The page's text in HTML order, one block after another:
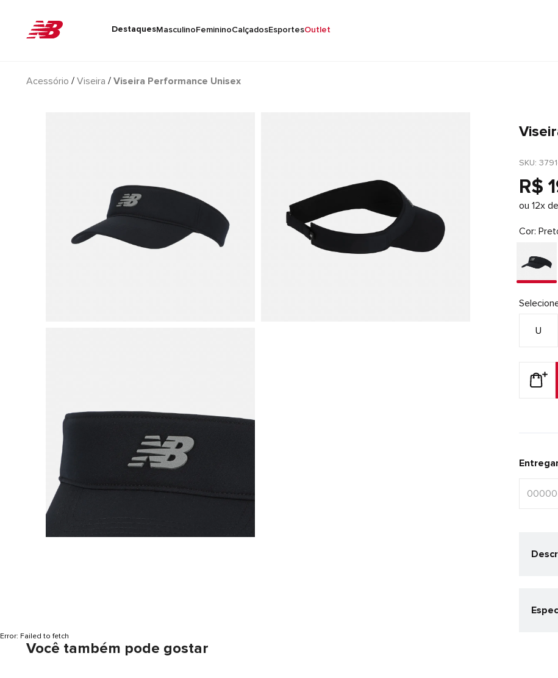
DestaquesMasculinoFemininoCalçadosEsportesOutlet
Acessório Viseira Viseira Performance Unisex
SKU:
R$
ou12x
Cor
U
Error: Failed to fetch
Você também pode gostar